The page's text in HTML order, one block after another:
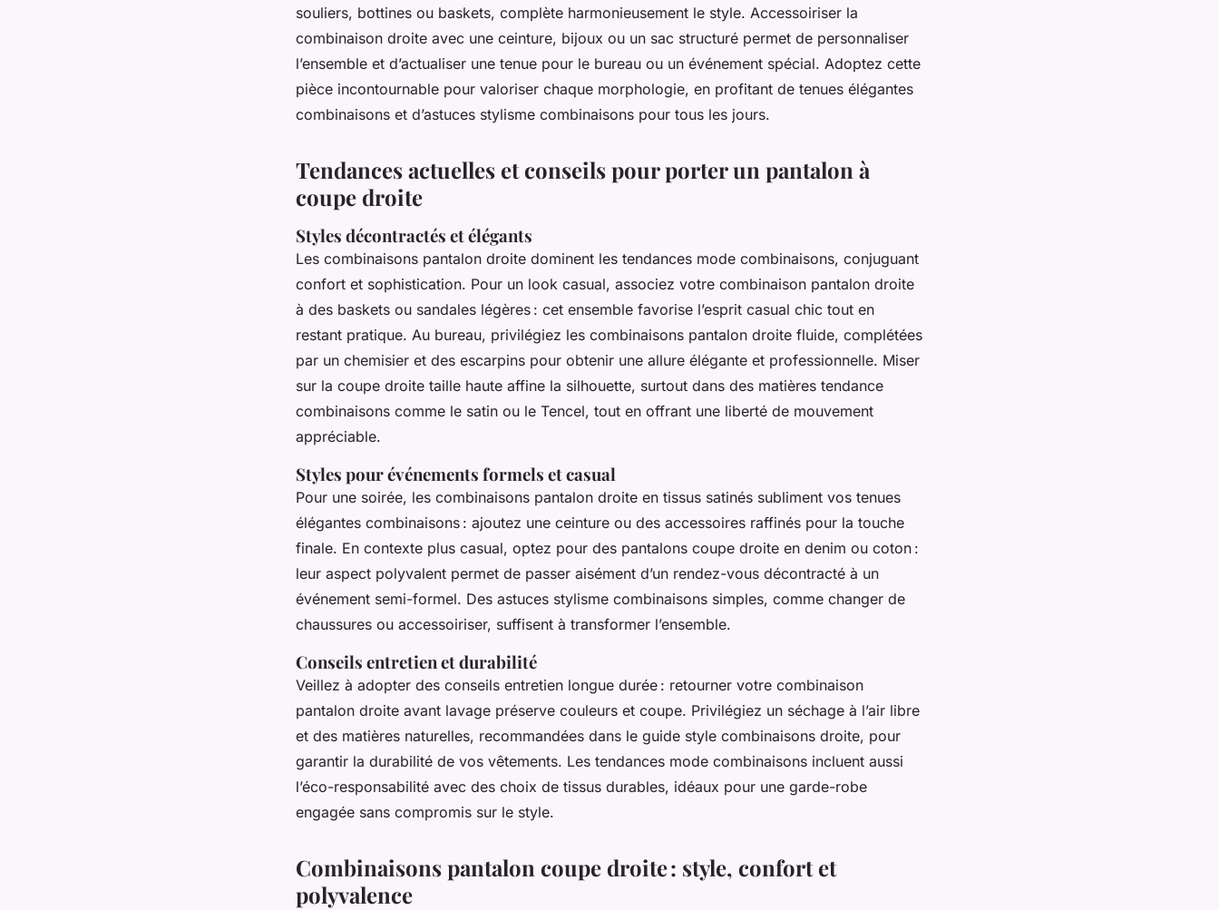
souliers, bottines ou baskets, complète harmonieusement le style. Accessoiriser la
combinaison droite avec une ceinture, bijoux ou un sac structuré permet de personnaliser
l’ensemble et d’actualiser une tenue pour le bureau ou un événement spécial. Adoptez cette
pièce incontournable pour valoriser chaque morphologie, en profitant de tenues élégantes
combinaisons et d’astuces stylisme combinaisons pour tous les jours.
Tendances actuelles et conseils pour porter un pantalon à
coupe droite
Styles décontractés et élégants
Les combinaisons pantalon droite dominent les tendances mode combinaisons, conjuguant
confort et sophistication. Pour un look casual, associez votre combinaison pantalon droite
à des baskets ou sandales légères : cet ensemble favorise l’esprit casual chic tout en
restant pratique. Au bureau, privilégiez les combinaisons pantalon droite fluide, complétées
par un chemisier et des escarpins pour obtenir une allure élégante et professionnelle. Miser
sur la coupe droite taille haute affine la silhouette, surtout dans des matières tendance
combinaisons comme le satin ou le Tencel, tout en offrant une liberté de mouvement
appréciable.
Styles pour événements formels et casual
Pour une soirée, les combinaisons pantalon droite en tissus satinés subliment vos tenues
élégantes combinaisons : ajoutez une ceinture ou des accessoires raffinés pour la touche
finale. En contexte plus casual, optez pour des pantalons coupe droite en denim ou coton :
leur aspect polyvalent permet de passer aisément d’un rendez-vous décontracté à un
événement semi-formel. Des astuces stylisme combinaisons simples, comme changer de
chaussures ou accessoiriser, suffisent à transformer l’ensemble.
Conseils entretien et durabilité
Veillez à adopter des conseils entretien longue durée : retourner votre combinaison
pantalon droite avant lavage préserve couleurs et coupe. Privilégiez un séchage à l’air libre
et des matières naturelles, recommandées dans le guide style combinaisons droite, pour
garantir la durabilité de vos vêtements. Les tendances mode combinaisons incluent aussi
l’éco-responsabilité avec des choix de tissus durables, idéaux pour une garde-robe
engagée sans compromis sur le style.
Combinaisons pantalon coupe droite : style, confort et
polyvalence